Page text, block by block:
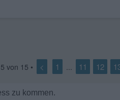
von 15 • < 1 ... 11 12
zu kommen.